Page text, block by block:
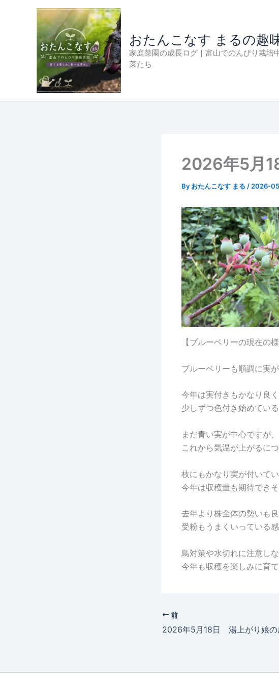
おたんこなす まるの趣
家庭菜園の成長ログ｜富山でのんびり栽培
菜たち
2026年5月
By おたんこなす まる / 2026-
【ブルーベリーの現在の
ブルーベリーも順調に実
今年は実付きもかなり良く
少しずつ色付き始めている
まだ青い実が中心ですが、
これから気温が上がるに
枝にもかなり実が付いてい
今年は収穫量も期待できそ
去年より株全体の勢いも良
受粉もうまくいっている
鳥対策や水切れに注意しな
今年も収穫を楽しみに育て
前